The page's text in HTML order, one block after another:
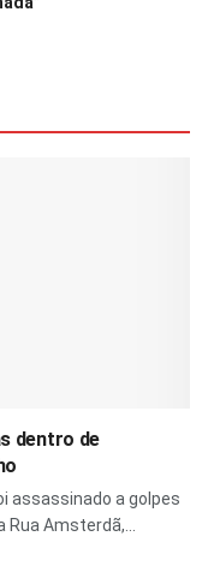
dentro de
assassinado a golpes
Amsterdã,...